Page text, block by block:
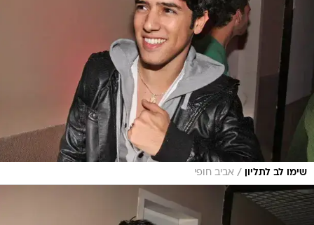
שימו לב לתליון / אביב חופי